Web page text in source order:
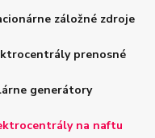
záložné zdroje
prenosné
generátory
na naftu